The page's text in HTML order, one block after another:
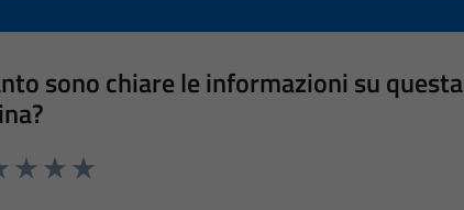
sono chiare le informazioni su questa